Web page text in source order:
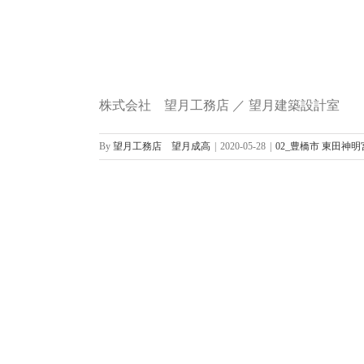
株式会社 望月工務店 ／ 望月建築設計室
By 望月工務店 望月成高 | 2020-05-28 | 02_豊橋市 東田神明